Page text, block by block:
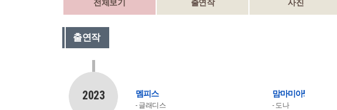
전체보기 출연작 사진
출연작
2023 멤피스
글래디스
맘마미아!
도나